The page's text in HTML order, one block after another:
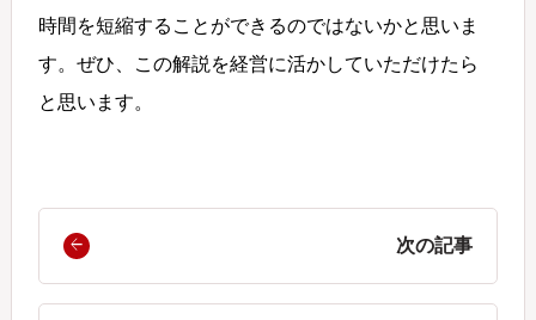
時間を短縮することができるのではないかと思いま
す。ぜひ、この解説を経営に活かしていただけたら
と思います。
次の記事